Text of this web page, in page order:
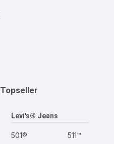
Topseller
Levi's® Jeans
501® 511™